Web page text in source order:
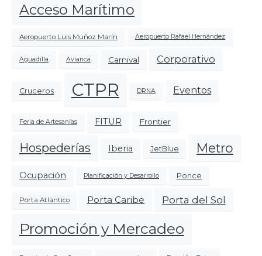
Acceso Marítimo
Aeropuerto Luis Muñoz Marín Aeropuerto Rafael Hernández
Aguadilla Avianca Carnival Corporativo
Cruceros CTPR DRNA Eventos
Feria de Artesanías FITUR Frontier
Hospederías Iberia JetBlue Metro
Ocupación Planificación y Desarrollo Ponce
Porta Atlántico Porta Caribe Porta del Sol
Promoción y Mercadeo